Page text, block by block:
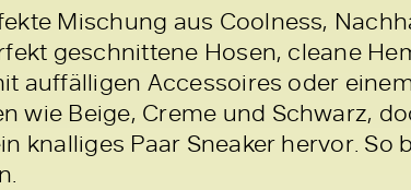
Mischung aus Coolness,
geschnittene Hosen, cleane
auffälligen Accessoires oder
wie Beige, Creme und Schwarz,
knalliges Paar Sneaker hervor. So